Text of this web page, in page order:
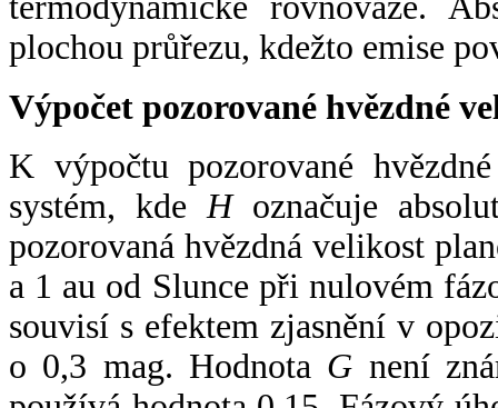
plochou průřezu, kdežto emise
Výpočet pozorované hvězdné
K výpočtu pozorované
systém, kde Hoznačuje
pozorovaná hvězdná velikost
a 1 au od Slunce při nulovém
souvisí s efektem zjasnění v
o 0,3 mag. Hodnota G není